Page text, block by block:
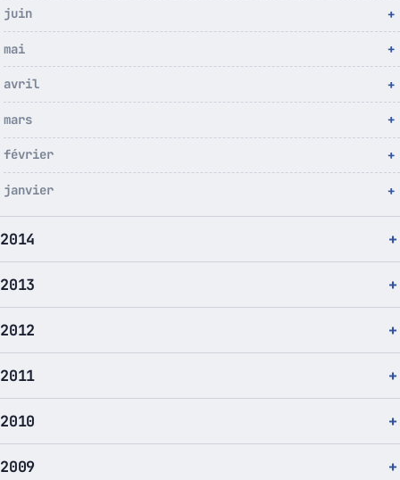
juin
mai
avril
mars
février
janvier
2014
2013
2012
2011
2010
2009